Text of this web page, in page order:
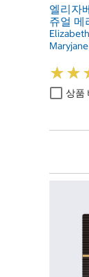
엘리자
쥬얼 메
★★
★★
상품